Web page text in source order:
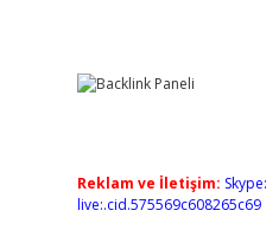
Reklam ve İletişim: Skype:
live:.cid.575569c608265c69